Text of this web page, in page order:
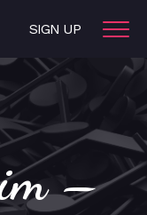
SIGN UP
–